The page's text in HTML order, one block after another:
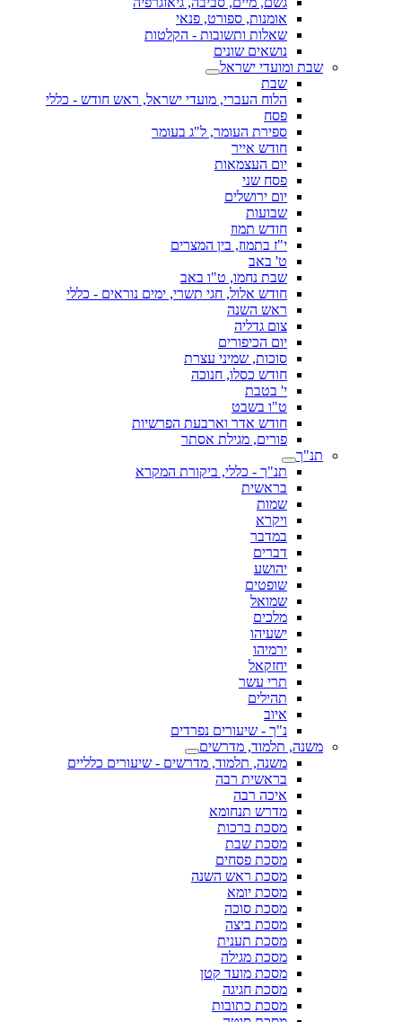
אומנות, ספורט, פנאי
שאלות ותשובות - הקלטות
נושאים שונים
שבת ומועדי ישראל
שבת
הלוח העברי, מועדי ישראל, ראש חודש - כללי
פסח
ספירת העומר, ל"ג בעומר
חודש אייר
יום העצמאות
פסח שני
יום ירושלים
שבועות
חודש תמוז
י"ז בתמוז, בין המצרים
ט' באב
שבת נחמו, ט"ו באב
חודש אלול, חגי תשרי, ימים נוראים - כללי
ראש השנה
צום גדליה
יום הכיפורים
סוכות, שמיני עצרת
חודש כסלו, חנוכה
י' בטבת
ט"ו בשבט
חודש אדר וארבעת הפרשיות
פורים, מגילת אסתר
תנ"ך
תנ"ך - כללי, ביקורת המקרא
בראשית
שמות
ויקרא
במדבר
דברים
יהושע
שופטים
שמואל
מלכים
ישעיהו
ירמיהו
יחזקאל
תרי עשר
תהילים
איוב
נ"ך - שיעורים נפרדים
משנה, תלמוד, מדרשים
משנה, תלמוד, מדרשים - שיעורים כלליים
בראשית רבה
איכה רבה
מדרש תנחומא
מסכת ברכות
מסכת שבת
מסכת פסחים
מסכת ראש השנה
מסכת יומא
מסכת סוכה
מסכת ביצה
מסכת תענית
מסכת מגילה
מסכת מועד קטן
מסכת חגיגה
מסכת כתובות